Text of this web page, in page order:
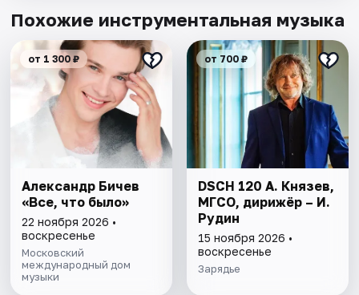
Похожие инструментальная музыка
от 1 300 ₽
Александр Бичев
«Все, что было»
22 ноября 2026 •
воскресенье
Московский
международный дом
музыки
от 700 ₽
DSCH 120 А. Князев,
МГСО, дирижёр – И.
Рудин
15 ноября 2026 •
воскресенье
Зарядье